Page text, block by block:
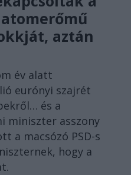
aztán
év alatt
eurónyi szajrét
és a
miniszter asszony
a macsózó PSD-s
hogy a